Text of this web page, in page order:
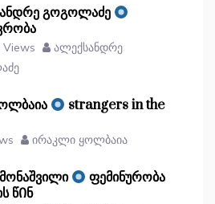
გოგოლაძე
ალექსანდრე
strangers in the
ირაკლი ყოლბაია
ფემინურობა
წᲘნ